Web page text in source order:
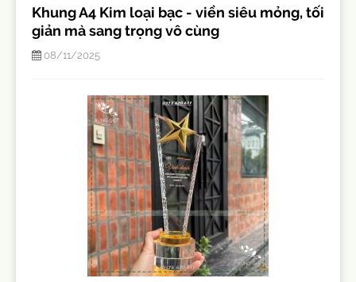
Khung A4 Kim loại bạc - viền siêu mỏng, tối
giản mà sang trọng vô cùng
08/11/2025